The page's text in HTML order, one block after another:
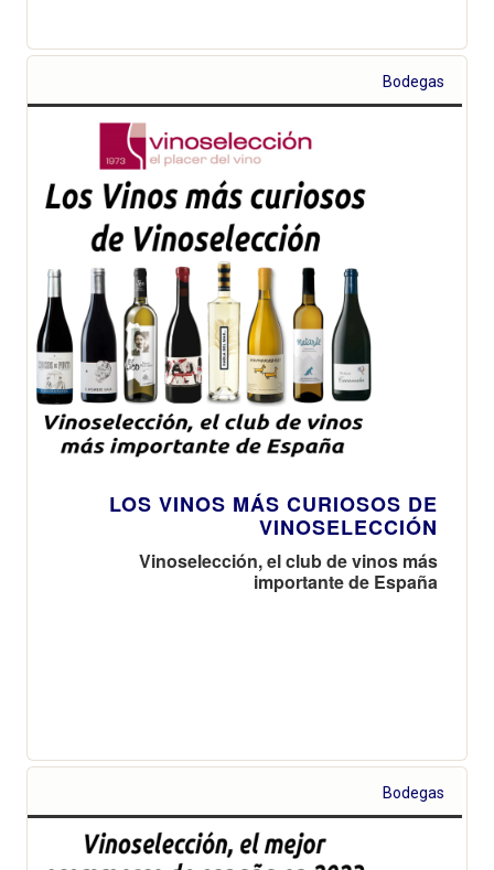
Bodegas
LOS VINOS MÁS CURIOSOS DE
VINOSELECCIÓN
Vinoselección, el club de vinos más
importante de España
Bodegas